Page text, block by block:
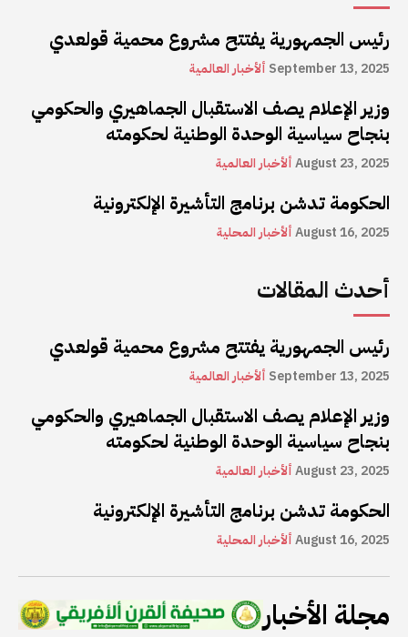
رئيس الجمهورية يفتتح مشروع محمية قولعدي
ألأخبار العالمية September 13, 2025
وزير الإعلام يصف الاستقبال الجماهيري والحكومي
بنجاح سياسية الوحدة الوطنية لحكومته
ألأخبار العالميةAugust 23, 2025
الحكومة تدشن برنامج التأشيرة الإلكترونية
ألأخبار المحليةAugust 16, 2025
أحدث المقالات
رئيس الجمهورية يفتتح مشروع محمية قولعدي
ألأخبار العالمية September 13, 2025
وزير الإعلام يصف الاستقبال الجماهيري والحكومي
بنجاح سياسية الوحدة الوطنية لحكومته
ألأخبار العالميةAugust 23, 2025
الحكومة تدشن برنامج التأشيرة الإلكترونية
ألأخبار المحليةAugust 16, 2025
مجلة الأخبار